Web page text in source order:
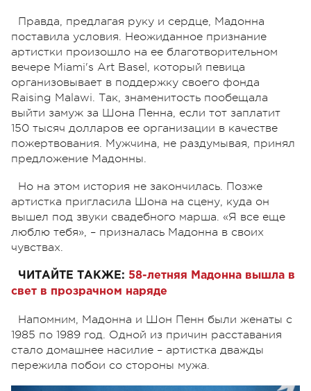
Правда, предлагая руку и сердце, Мадонна
поставила условия. Неожиданное признание
артистки произошло на ее благотворительном
вечере Miami's Art Basel, который певица
организовывает в поддержку своего фонда
Raising Malawi. Так, знаменитость пообещала
выйти замуж за Шона Пенна, если тот заплатит
150 тысяч долларов ее организации в качестве
пожертвования. Мужчина, не раздумывая, принял
предложение Мадонны.
Но на этом история не закончилась. Позже
артистка пригласила Шона на сцену, куда он
вышел под звуки свадебного марша. «Я все еще
люблю тебя», – призналась Мадонна в своих
чувствах.
ЧИТАЙТЕ ТАКЖЕ: 58-летняя Мадонна вышла в
свет в прозрачном наряде
Напомним, Мадонна и Шон Пенн были женаты с
1985 по 1989 год. Одной из причин расставания
стало домашнее насилие – артистка дважды
пережила побои со стороны мужа.